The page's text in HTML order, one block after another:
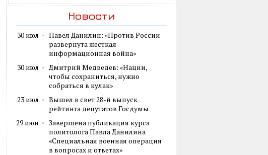
Новости
30 июл
Павел Данилин: «Против России
развернута жесткая
информационная война»
30 июл
Дмитрий Медведев: «Нации,
чтобы сохраниться, нужно
собраться в кулак»
23 июл
Вышел в свет 28-й выпуск
рейтинга депутатов Госдумы
29 июн
Завершена публикация курса
политолога Павла Данилина
«Специальная военная операция
в вопросах и ответах»